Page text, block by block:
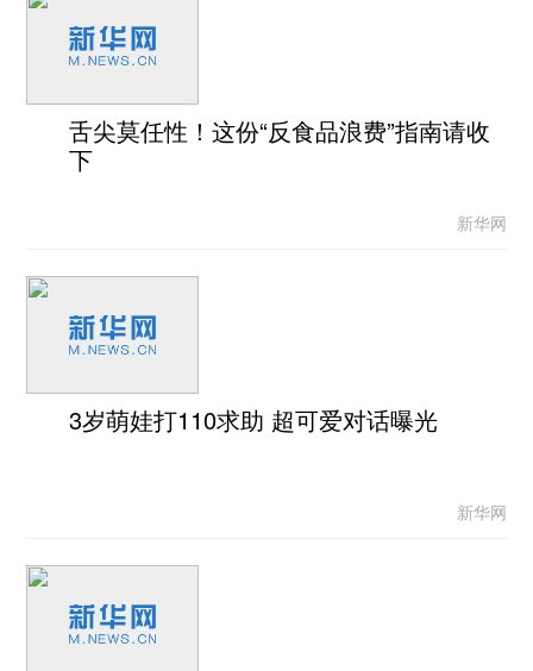
舌尖莫任性！这份“反食品浪费”指南请收
下
新华网
3岁萌娃打110求助 超可爱对话曝光
新华网